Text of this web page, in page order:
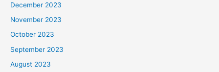
December 2023
November 2023
October 2023
September 2023
August 2023